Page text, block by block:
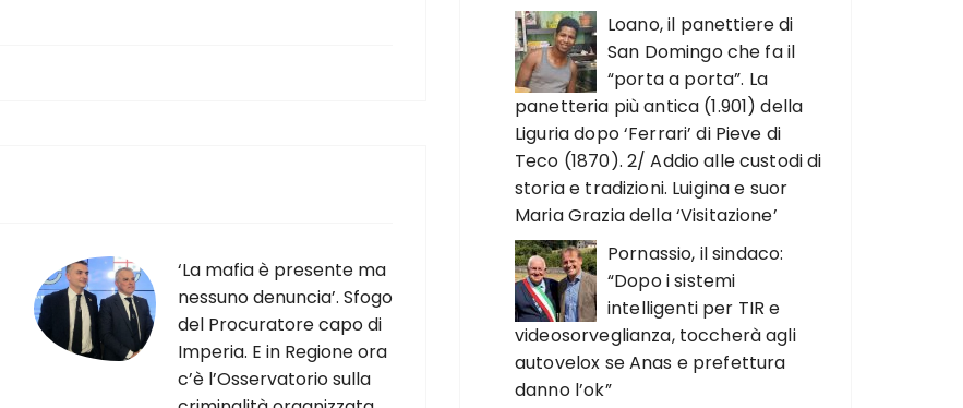
‘La mafia è presente ma
nessuno denuncia’. Sfogo
del Procuratore capo di
Imperia. E in Regione ora
c’è l’Osservatorio sulla
Loano, il panettiere di
San Domingo che fa il
“porta a porta”. La
panetteria più antica (1.901) della
Liguria dopo ‘Ferrari’ di Pieve di
Teco (1870). 2/ Addio alle custodi di
storia e tradizioni. Luigina e suor
Maria Grazia della ‘Visitazione’
Pornassio, il sindaco:
“Dopo i sistemi
intelligenti per TIR e
videosorveglianza, toccherà agli
autovelox se Anas e prefettura
danno l’ok”